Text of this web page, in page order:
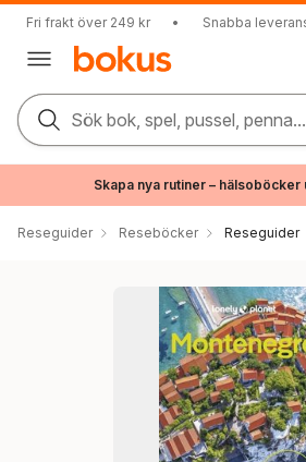
Fri frakt över 249 kr • Snabba
Sök bok, spel, pussel, penna...
Skapa nya rutiner –
Reseguider Reseböcker Reseguider